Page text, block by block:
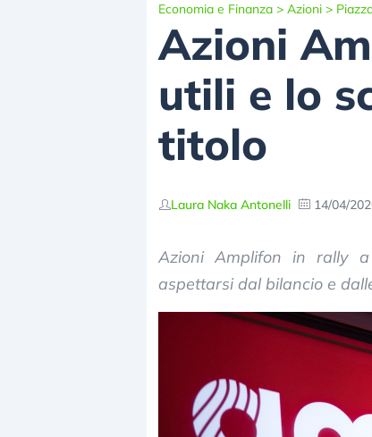
Economia e Finanza > Azioni >
Azioni
utili e lo
titolo
Laura Naka Antonelli 14/04/
Azioni Amplifon in rally
aspettarsi dal bilancio e